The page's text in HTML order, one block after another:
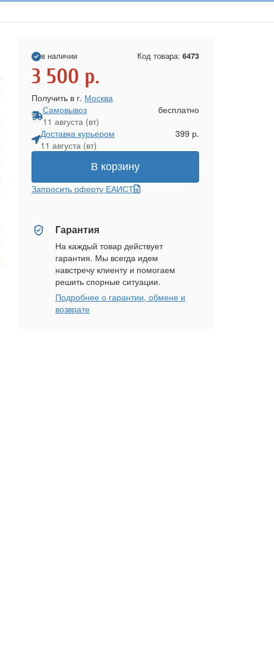
в наличии Код товара: 6473
3 500 р.
Получить в г. Москва
Самовывоз
11 августа (вт)
бесплатно
Доставка курьером
11 августа (вт)
399 р.
В корзину
Запросить оферту ЕАИСТ
Гарантия
На каждый товар действует
гарантия. Мы всегда идем
навстречу клиенту и помогаем
решить спорные ситуации.
Подробнее о гарантии, обмене и
возврате